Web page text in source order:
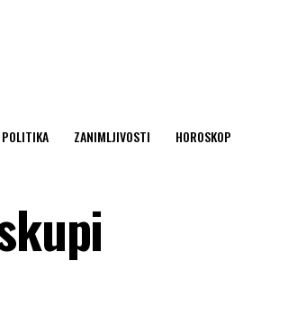
POLITIKA ZANIMLJIVOSTI HOROSKOP